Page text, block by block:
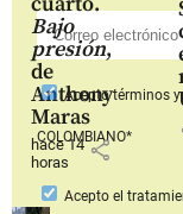
Bajo
presión,
de
Anthony
Maras
hace 14
horas
share
Aceptotérminos
COLOMBIANO*
Acepto el